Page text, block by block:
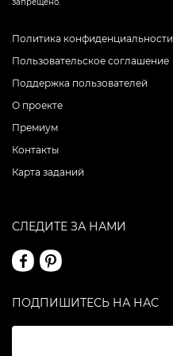
запрещено.
Политика конфиденциальности
Пользовательское соглашение
Поддержка пользователей
О проекте
Премиум
Контакты
Карта заданий
СЛЕДИТЕ ЗА НАМИ
ПОДПИШИТЕСЬ НА НАС